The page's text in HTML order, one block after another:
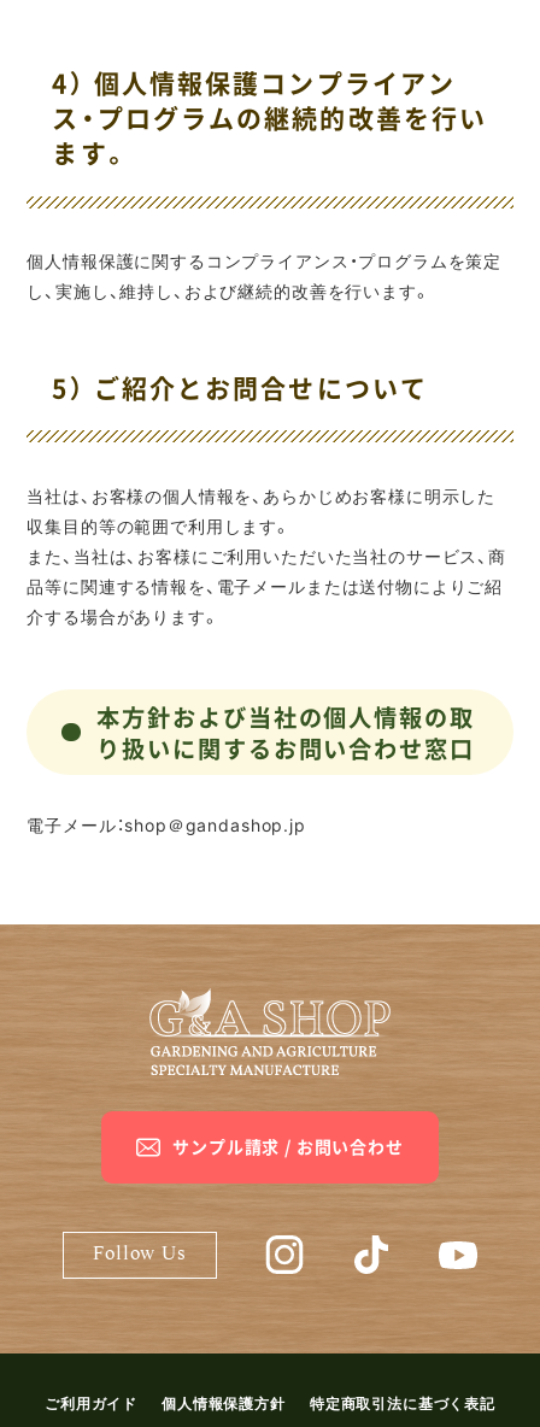
4） 個人情報保護コンプライアン
ス・プログラムの継続的改善を行い
ます。
個人情報保護に関するコンプライアンス・プログラムを策定
し、実施し、維持し、および継続的改善を行います。
5） ご紹介とお問合せについて
当社は、お客様の個人情報を、あらかじめお客様に明示した
収集目的等の範囲で利用します。
また、当社は、お客様にご利用いただいた当社のサービス、商
品等に関連する情報を、電子メールまたは送付物によりご紹
介する場合があります。
本方針および当社の個人情報の取
り扱いに関するお問い合わせ窓口
電子メール：shop＠gandashop.jp
サンプル請求 / お問い合わせ
Follow Us G&A SHOP公式Instagram
G&A SHOP公式
G&A
ご利用ガイド 個人情報保護方針 特定商取引法に基づく表記